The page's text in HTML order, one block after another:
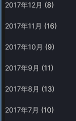
2017年12月 (8)
2017年11月 (16)
2017年10月 (9)
2017年9月 (11)
2017年8月 (13)
2017年7月 (10)